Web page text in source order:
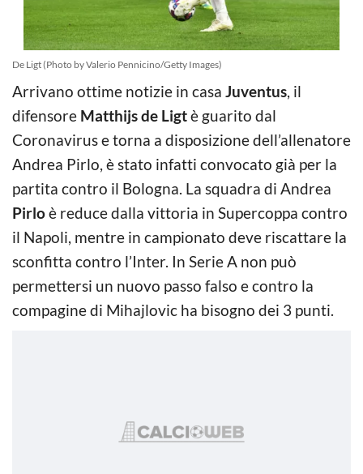
De Ligt (Photo by Valerio Pennicino/Getty Images)
Arrivano ottime notizie in casa Juventus, il
difensore Matthijs de Ligtè guarito dal
Coronavirus e torna a disposizione dell’allenatore
Andrea Pirlo, è stato infatti convocato già per la
partita contro il Bologna. La squadra di Andrea
Pirloè reduce dalla vittoria in Supercoppa contro
il Napoli, mentre in campionato deve riscattare la
sconfitta contro l’Inter. In Serie A non può
permettersi un nuovo passo falso e contro la
compagine di Mihajlovic ha bisogno dei 3 punti.